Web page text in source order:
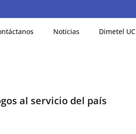
Noticias Dimetel UC
al servicio del país